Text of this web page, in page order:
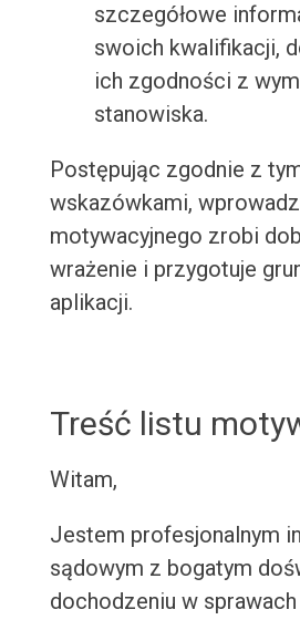
szczegółowe
swoich kwalifikacji,
ich zgodności z
stanowiska.
Postępując zgodnie z
wskazówkami,
motywacyjnego zrobi
wrażenie i przygotuje
aplikacji.
Treść listu
Witam,
Jestem profesjonalnym
sądowym z bogatym
dochodzeniu w